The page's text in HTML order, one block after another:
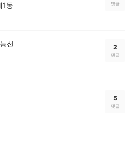
1동 댓글
선 2
댓글
5
댓글